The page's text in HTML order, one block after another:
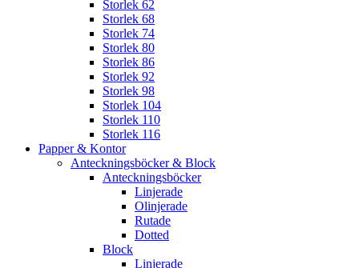
Storlek 62
Storlek 68
Storlek 74
Storlek 80
Storlek 86
Storlek 92
Storlek 98
Storlek 104
Storlek 110
Storlek 116
Papper & Kontor
Anteckningsböcker & Block
Anteckningsböcker
Linjerade
Olinjerade
Rutade
Dotted
Block
Linjerade